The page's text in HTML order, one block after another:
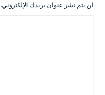
لن يتم نشر عنوان بريدك الإلكتروني.